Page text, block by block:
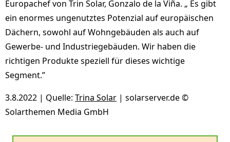
Europachef von Trin Solar, Gonzalo de la Viña. „ Es gibt
ein enormes ungenutztes Potenzial auf europäischen
Dächern, sowohl auf Wohngebäuden als auch auf
Gewerbe- und Industriegebäuden. Wir haben die
richtigen Produkte speziell für dieses wichtige
Segment.”
3.8.2022 | Quelle: Trina Solar | solarserver.de ©
Solarthemen Media GmbH